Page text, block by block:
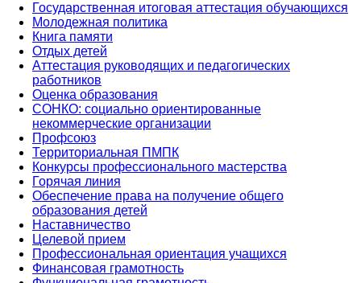
Государственная итоговая аттестация обучающихся
Молодежная политика
Книга памяти
Отдых детей
Аттестация руководящих и педагогических
работников
Оценка образования
СОНКО: социально ориентированные
некоммерческие организации
Профсоюз
Территориальная ПМПК
Конкурсы профессионального мастерства
Горячая линия
Обеспечение права на получение общего
образования детей
Наставничество
Целевой прием
Профессиональная ориентация учащихся
Финансовая грамотность